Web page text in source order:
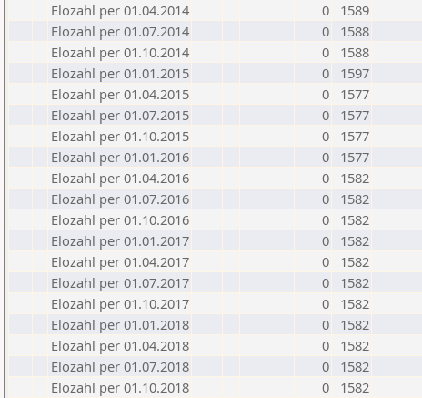
Elozahl per 01.04.2014
0
1589
Elozahl per 01.07.2014
0
1588
Elozahl per 01.10.2014
0
1588
Elozahl per 01.01.2015
0
1597
Elozahl per 01.04.2015
0
1577
Elozahl per 01.07.2015
0
1577
Elozahl per 01.10.2015
0
1577
Elozahl per 01.01.2016
0
1577
Elozahl per 01.04.2016
0
1582
Elozahl per 01.07.2016
0
1582
Elozahl per 01.10.2016
0
1582
Elozahl per 01.01.2017
0
1582
Elozahl per 01.04.2017
0
1582
Elozahl per 01.07.2017
0
1582
Elozahl per 01.10.2017
0
1582
Elozahl per 01.01.2018
0
1582
Elozahl per 01.04.2018
0
1582
Elozahl per 01.07.2018
0
1582
Elozahl per 01.10.2018
0
1582